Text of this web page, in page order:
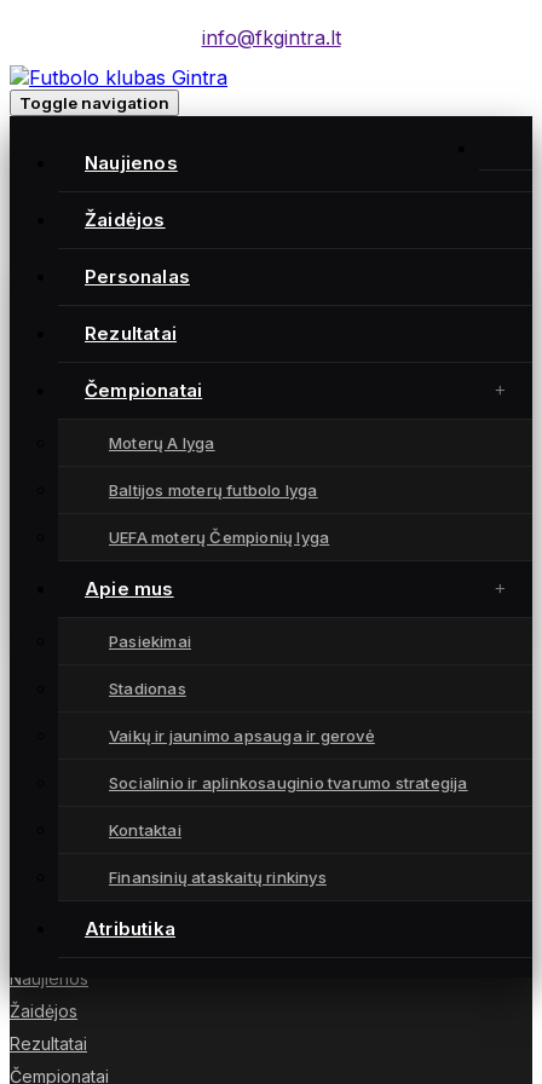
info@fkgintra.lt
Toggle navigation
Naujienos
Žaidėjos
Personalas
Rezultatai
Čempionatai
Moterų A lyga
Baltijos moterų futbolo lyga
UEFA moterų Čempionių lyga
Apie mus
Pasiekimai
Stadionas
Vaikų ir jaunimo apsauga ir gerovė
Socialinio ir aplinkosauginio tvarumo strategija
Kontaktai
Finansinių ataskaitų rinkinys
Atributika
Įrašai
Home
Gintra naujienos
Baltijos lygos rungtynėse Estijoje – užtikrinta
Lietuvos čempionės iš Šiaulių, atstovaujančios
NUORODOS
Naujienos
Žaidėjos
Rezultatai
Čempionatai